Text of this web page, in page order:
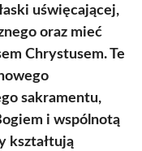
uświęcającej,
oraz mieć
Chrystusem. Te
sakramentu,
i wspólnotą
kształtują